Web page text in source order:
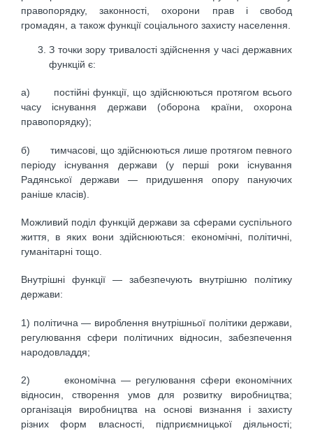
правопорядку, законності, охорони прав і свобод
громадян, а також функції соціального захисту населення.
З точки зору тривалості здійснення у часі державних
функцій є:
а) постійні функції, що здійснюються протягом всього
часу існування держави (оборона країни, охорона
правопорядку);
б) тимчасові, що здійснюються лише протягом певного
періоду існування держави (у перші роки існування
Радянської держави — придушення опору пануючих
раніше класів).
Можливий поділ функцій держави за сферами суспільного
життя, в яких вони здійснюються: економічні, політичні,
гуманітарні тощо.
Внутрішні функції — забезпечують внутрішню політику
держави:
1) політична — вироблення внутрішньої політики держави,
регулювання сфери політичних відносин, забезпечення
народовладдя;
2) економічна — регулювання сфери економічних
відносин, створення умов для розвитку виробництва;
організація виробництва на основі визнання і захисту
різних форм власності, підприємницької діяльності;